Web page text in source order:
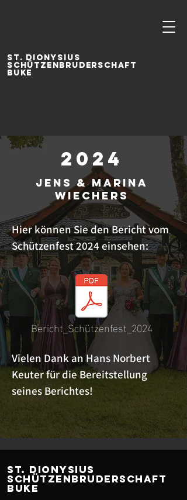
ST. DIONYSIUS
SCHÜTZENBRUDERSCHAFT
BUKE
2024
Jens & Marina
Wiechers
Hier können Sie den Bericht vom
Schützenfest 2024 einsehen:
Vielen Dank an Hans Norbert
Keuter für die Bereitstellung
seines Berichtes!
Bericht_Schützenfest_2024
ST. Dionysius
Schützenbruderschaft
Buke